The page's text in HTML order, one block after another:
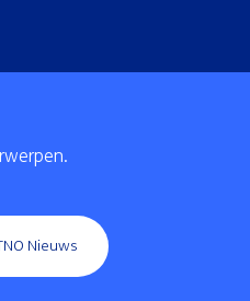
navigatie
Nieuws